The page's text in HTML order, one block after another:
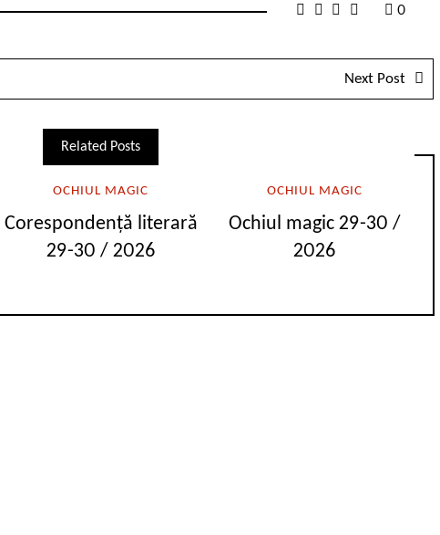
0
Next Post
Related Posts
OCHIUL MAGIC
Corespondență literară
29-30 / 2026
OCHIUL MAGIC
Ochiul magic 29-30 /
2026